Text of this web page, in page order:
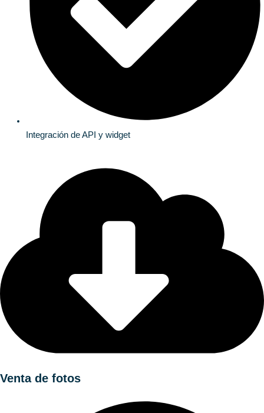
Integración de API y widget
Venta de fotos